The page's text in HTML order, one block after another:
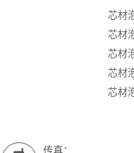
芯材
芯材
芯材
芯材
芯材
传真：